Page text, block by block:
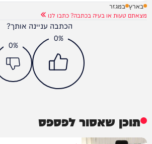
בארץ במגזר
מצאתם טעות או בעיה בכתבה? כתבו לנו
הכתבה עניינה אותך?
0%
0%
תוכן שאסור לפספס